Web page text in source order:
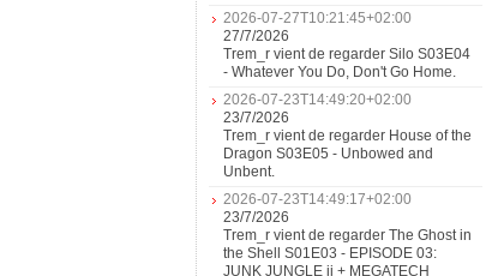
2026-07-27T10:21:45+02:00
27/7/2026
Trem_r vient de regarder Silo S03E04
- Whatever You Do, Don't Go Home.
2026-07-23T14:49:20+02:00
23/7/2026
Trem_r vient de regarder House of the
Dragon S03E05 - Unbowed and
Unbent.
2026-07-23T14:49:17+02:00
23/7/2026
Trem_r vient de regarder The Ghost in
the Shell S01E03 - EPISODE 03:
JUNK JUNGLE ii + MEGATECH